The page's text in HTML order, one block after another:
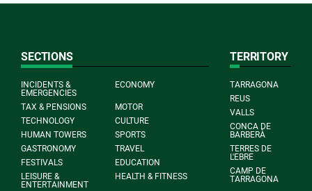
SECTIONS
INCIDENTS &
EMERGENCIES
ECONOMY
TAX & PENSIONS
MOTOR
TECHNOLOGY
CULTURE
HUMAN TOWERS
SPORTS
GASTRONOMY
TRAVEL
FESTIVALS
EDUCATION
LEISURE &
ENTERTAINMENT
HEALTH & FITNESS
TERRITORY
TARRAGONA
REUS
VALLS
CONCA DE
BARBERÀ
TERRES DE
L'EBRE
CAMP DE
TARRAGONA